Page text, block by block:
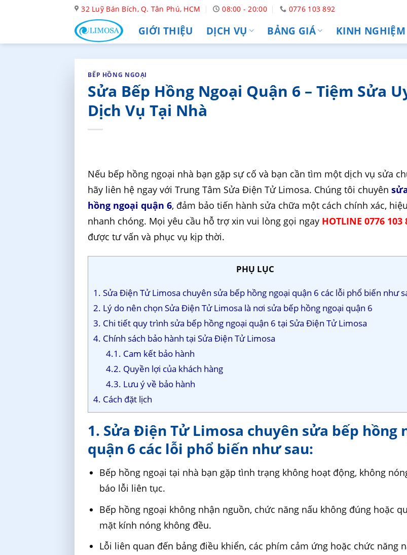
32 Luỹ Bán Bích, Q. Tân Phú, HCM 08:00 - 20:00 0776 103 892
GIỚI THIỆU DỊCH VỤ BẢNG GIÁ KINH NGHIỆM
BẾP HỒNG NGOẠI
Sửa Bếp Hồng Ngoại Quận 6 – Tiệm Sửa
Dịch Vụ Tại Nhà
Nếu bếp hồng ngoại nhà bạn gặp sự cố và bạn cần tìm một dịch vụ sửa
hãy liên hệ ngay với Trung Tâm Sửa Điện Tử Limosa. Chúng tôi chuyên
hồng ngoại quận 6, đảm bảo tiến hành sửa chữa một cách chính xác,
nhanh chóng. Mọi yêu cầu hỗ trợ xin vui lòng gọi ngay HOTLINE 0776 103
được tư vấn và phục vụ kịp thời.
PHỤ LỤC
1. Sửa Điện Tử Limosa chuyên sửa bếp hồng ngoại quận 6 các lỗi phổ biến như
2. Lý do nên chọn Sửa Điện Tử Limosa là nơi sửa bếp hồng ngoại quận 6
3. Chi tiết quy trình sửa bếp hồng ngoại quận 6 tại Sửa Điện Tử Limosa
4. Chính sách bảo hành tại Sửa Điện Tử Limosa
4.1. Cam kết bảo hành
4.2. Quyền lợi của khách hàng
4.3. Lưu ý về bảo hành
4. Cách đặt lịch
1. Sửa Điện Tử Limosa chuyên sửa bếp hồng
quận 6 các lỗi phổ biến như sau:
Bếp hồng ngoại tại nhà bạn gặp tình trạng không hoạt động, không
báo lỗi liên tục.
Bếp hồng ngoại không nhận nguồn, chức năng nấu không đúng hoặc
mặt kính nóng không đều.
Lỗi liên quan đến bảng điều khiển, các phím cảm ứng hoặc chức năng